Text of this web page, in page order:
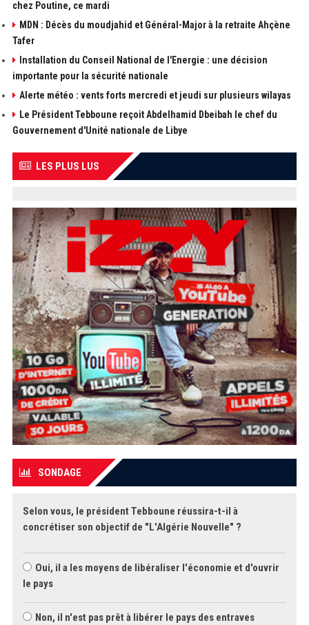
chez Poutine, ce mardi
MDN : Décès du moudjahid et Général-Major à la retraite Ahçène
Tafer
Installation du Conseil National de l'Energie : une décision
importante pour la sécurité nationale
Alerte météo : vents forts mercredi et jeudi sur plusieurs wilayas
Le Président Tebboune reçoit Abdelhamid Dbeibah le chef du
Gouvernement d'Unité nationale de Libye
LES PLUS LUS
SONDAGE
Selon vous, le président Tebboune réussira-t-il à
concrétiser son objectif de "L'Algérie Nouvelle" ?
Oui, il a les moyens de libéraliser l'économie et d'ouvrir
le pays
Non, il n'est pas prêt à libérer le pays des entraves